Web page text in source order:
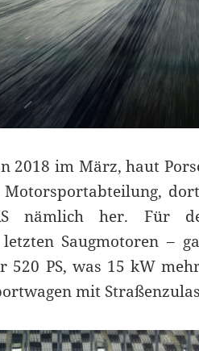
2018 im März, haut
Motorsportabteilung,
nämlich her. Für
Saugmotoren –
520 PS, was 15 kW
mit